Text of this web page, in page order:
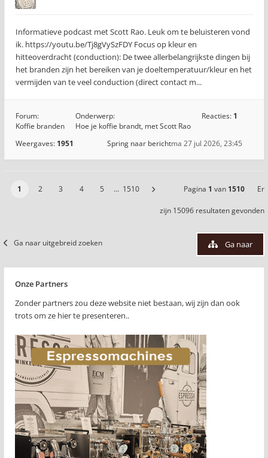
Informatieve podcast met Scott Rao. Leuk om te beluisteren vond
ik. https://youtu.be/Tj8gVySzFDY ​Focus op kleur en
hitteoverdracht (conduction): De twee allerbelangrijkste dingen bij
het branden zijn het bereiken van je doeltemperatuur/kleur en het
vermijden van te veel conduction (direct contact m...
Forum:
Koffie branden
Onderwerp:
Hoe je koffie brandt, met Scott Rao
Reacties: 1
Weergaves: 1951 ma 27 jul 2026, 23:45
Spring naar bericht
1 2 3 4 5 … 1510 Pagina 1 van 1510 Er
zijn 15096 resultaten gevonden
Ga naar uitgebreid zoeken Ga naar
Onze Partners
Zonder partners zou deze website niet bestaan, wij zijn dan ook
trots om ze hier te presenteren..